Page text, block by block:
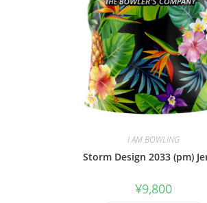
I AM BOWLING
Storm Design 2033 (pm)
¥9,800